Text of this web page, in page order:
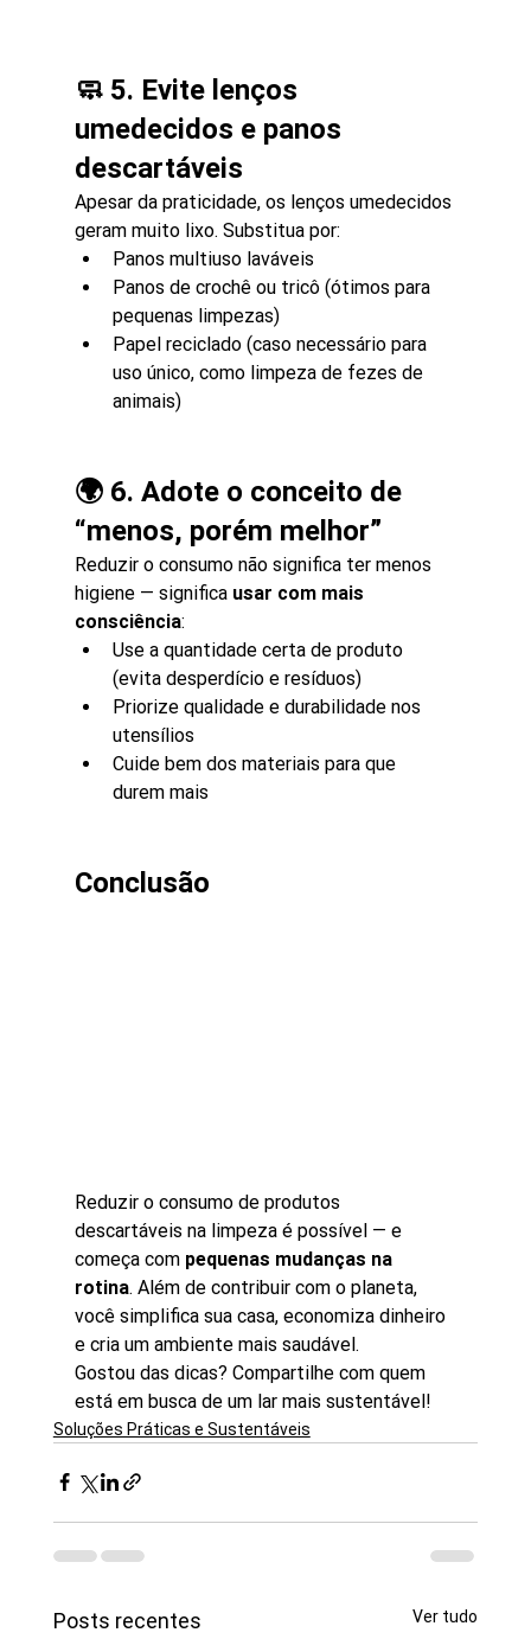
🧼 5. Evite lenços
umedecidos e panos
descartáveis
Apesar da praticidade, os lenços umedecidos
geram muito lixo. Substitua por:
Panos multiuso laváveis
Panos de crochê ou tricô (ótimos para
pequenas limpezas)
Papel reciclado (caso necessário para
uso único, como limpeza de fezes de
animais)
🌍 6. Adote o conceito de
“menos, porém melhor”
Reduzir o consumo não significa ter menos
higiene — significa usar com mais
consciência:
Use a quantidade certa de produto
(evita desperdício e resíduos)
Priorize qualidade e durabilidade nos
utensílios
Cuide bem dos materiais para que
durem mais
Conclusão
Reduzir o consumo de produtos
descartáveis na limpeza é possível — e
começa com pequenas mudanças na
rotina. Além de contribuir com o planeta,
você simplifica sua casa, economiza dinheiro
e cria um ambiente mais saudável.
Gostou das dicas? Compartilhe com quem
está em busca de um lar mais sustentável!
Soluções Práticas e Sustentáveis
Posts recentes Ver tudo